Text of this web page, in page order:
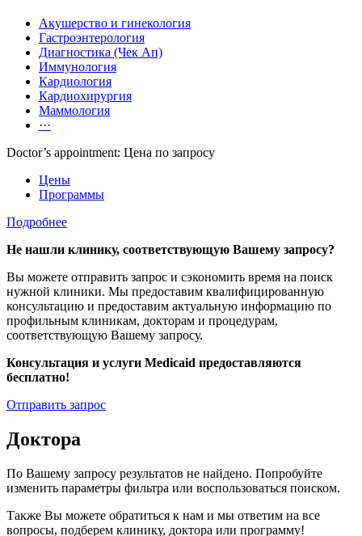
Акушерство и гинекология
Гастроэнтерология
Диагностика (Чек Ап)
Иммунология
Кардиология
Кардиохирургия
Маммология
···
Doctor’s appointment: Цена по запросу
Цены
Программы
Подробнее
Не нашли клинику, соответствующую Вашему запросу?
Вы можете отправить запрос и сэкономить время на поиск
нужной клиники. Мы предоставим квалифицированную
консультацию и предоставим актуальную информацию по
профильным клиникам, докторам и процедурам,
соответствующую Вашему запросу.
Консультация и услуги Medicaid предоставляются
бесплатно!
Отправить запрос
Доктора
По Вашему запросу результатов не найдено. Попробуйте
изменить параметры фильтра или воспользоваться поиском.
Также Вы можете обратиться к нам и мы ответим на все
вопросы, подберем клинику, доктора или программу!